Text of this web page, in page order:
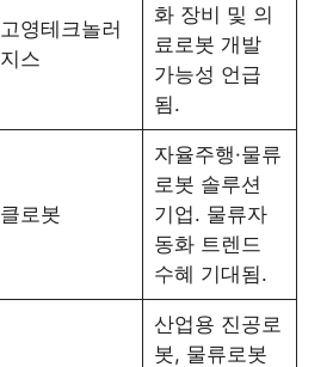
고영테크놀러
지스
화 장비 및 의
료로봇 개발
가능성 언급
됨.
클로봇
자율주행·물류
로봇 솔루션
기업. 물류자
동화 트렌드
수혜 기대됨.
산업용 진공로
봇, 물류로봇